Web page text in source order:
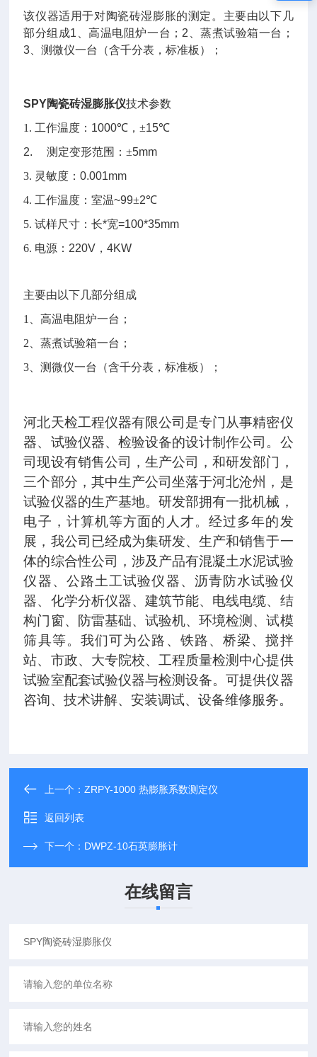
该仪器适用于对陶瓷砖湿膨胀的测定。主要由以下几
部分组成1 、高温电阻炉一台； 2 、蒸煮试验箱一台；
3 、测微仪一台（含千分表，标准板）；
SPY陶瓷砖湿膨胀仪技术参数
1. 工作温度： 1000℃，±15℃
2.测定变形范围 ：±5mm
3. 灵敏度：0.001mm
4. 工作温度：室温~99±2℃
5.试样尺寸：长*宽=100*35mm
6. 电源： 220V ，4KW
主要由以下几部分组成
1、高温电阻炉一台；
2、蒸煮试验箱一台；
3、测微仪一台（含千分表，标准板）；
河北天检工程仪器有限公司是专门从事精密仪
器、试验仪器、检验设备的设计制作公司。公
司现设有销售公司，生产公司，和研发部门，
三个部分，其中生产公司坐落于河北沧州，是
试验仪器的生产基地。研发部拥有一批机械，
电子，计算机等方面的人才。经过多年的发
展，我公司已经成为集研发、生产和销售于一
体的综合性公司，涉及产品有混凝土水泥试验
仪器、公路土工试验仪器、沥青防水试验仪
器、化学分析仪器、建筑节能、电线电缆、结
构门窗、防雷基础、试验机、环境检测、试模
筛具等。我们可为公路、铁路、桥梁、搅拌
站、市政、大专院校、工程质量检测中心提供
试验室配套试验仪器与检测设备。可提供仪器
咨询、技术讲解、安装调试、设备维修服务。
上一个：ZRPY-1000 热膨胀系数测定仪
返回列表
下一个： DWPZ-10石英膨胀计
在线留言